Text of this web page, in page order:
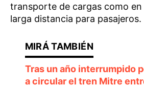
transporte de cargas como en
larga distancia para pasajeros.
Tras un año interrumpido
a circular el tren Mitre